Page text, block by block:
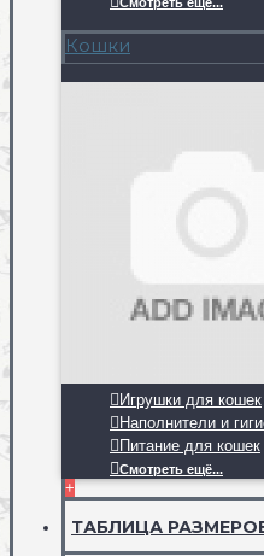
Кошки
Игрушки для кошек
Наполнители и
Питание для кошек
Смотреть ещё...
+
ТАБЛИЦА